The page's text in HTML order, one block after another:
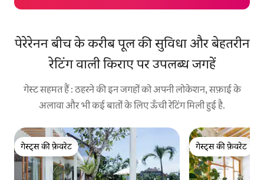
पेरेरेनन बीच के करीब पूल की सुविधा और बेहतरीन
रेटिंग वाली किराए पर उपलब्ध जगहें
गेस्ट सहमत हैं : ठहरने की इन जगहों को अपनी लोकेशन, सफ़ाई के
अलावा और भी कई बातों के लिए ऊँची रेटिंग मिली हुई है.
गेस्ट्स की फ़ेवरेट
गेस्ट्स की फ़ेवरेट
गेस्ट्स की फ़ेवरेट
गेस्ट्स की फ़ेवरेट